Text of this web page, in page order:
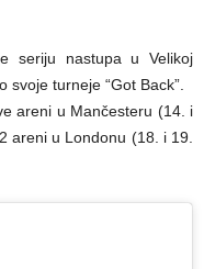
seriju nastupa u Velikoj
turneje “Got Back”.
areni u Mančesteru (14. i
areni u Londonu (18. i 19.